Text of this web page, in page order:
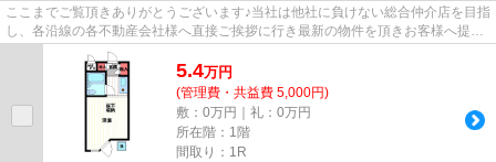
ここまでご覧頂きありがとうございます♪当社は他社に負けない総合仲介店を目指
し、各沿線の各不動産会社様へ直接ご挨拶に行き最新の物件を頂きお客様へ提供
しております！最新の情報は...
5.4万円
(管理費・共益費 5,000円)
敷：0万円｜礼：0万円
所在階：1階
間取り：1R